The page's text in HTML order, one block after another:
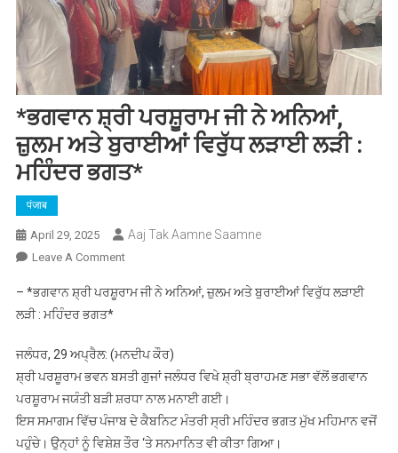
*ਭਗਵਾਨ ਸ਼੍ਰੀ ਪਰਸ਼ੂਰਾਮ ਜੀ ਨੇ ਅਨਿਆਂ,
ਜ਼ੁਲਮ ਅਤੇ ਬੁਰਾਈਆਂ ਵਿਰੁੱਧ ਲੜਾਈ ਲੜੀ :
ਮਹਿੰਦਰ ਭਗਤ*
पंजाब
April 29, 2025 Aaj Tak Aamne Saamne
Leave A CommentOn
ਸ਼੍ਰੀ
ਨੇ
ਅਨਿਆਂ,
ਜ਼ੁਲਮ
ਅਤੇ
ਬੁਰਾਈਆਂ
– *ਭਗਵਾਨ ਸ਼੍ਰੀ ਪਰਸ਼ੂਰਾਮ ਜੀ ਨੇ ਅਨਿਆਂ, ਜ਼ੁਲਮ ਅਤੇ ਬੁਰਾਈਆਂ ਵਿਰੁੱਧ ਲੜਾਈ
ਲੜੀ : ਮਹਿੰਦਰ ਭਗਤ*
ਜਲੰਧਰ, 29 ਅਪ੍ਰੈਲ: (ਮਨਦੀਪ ਕੌਰ)
ਸ਼੍ਰੀ ਪਰਸ਼ੂਰਾਮ ਭਵਨ ਬਸਤੀ ਗੁਜਾਂ ਜਲੰਧਰ ਵਿਖੇ ਸ਼੍ਰੀ ਬ੍ਰਾਹਮਣ ਸਭਾ ਵੱਲੋਂ ਭਗਵਾਨ
ਪਰਸ਼ੂਰਾਮ ਜਯੰਤੀ ਬੜੀ ਸ਼ਰਧਾ ਨਾਲ ਮਨਾਈ ਗਈ।
ਇਸ ਸਮਾਗਮ ਵਿੱਚ ਪੰਜਾਬ ਦੇ ਕੈਬਨਿਟ ਮੰਤਰੀ ਸ੍ਰੀ ਮਹਿੰਦਰ ਭਗਤ ਮੁੱਖ ਮਹਿਮਾਨ ਵਜੋਂ
ਪਹੁੰਚੇ। ਉਨ੍ਹਾਂ ਨੂੰ ਵਿਸ਼ੇਸ਼ ਤੌਰ ‘ਤੇ ਸਨਮਾਨਿਤ ਵੀ ਕੀਤਾ ਗਿਆ।